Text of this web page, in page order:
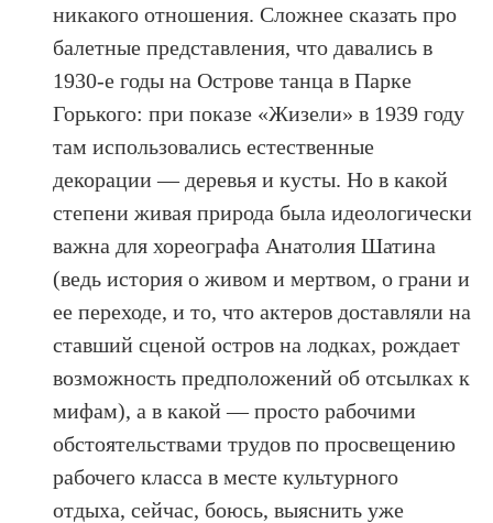
никакого отношения. Сложнее сказать про
балетные представления, что давались в
1930-е годы на Острове танца в Парке
Горького: при показе «Жизели» в 1939 году
там использовались естественные
декорации — деревья и кусты. Но в какой
степени живая природа была идеологически
важна для хореографа Анатолия Шатина
(ведь история о живом и мертвом, о грани и
ее переходе, и то, что актеров доставляли на
ставший сценой остров на лодках, рождает
возможность предположений об отсылках к
мифам), а в какой — просто рабочими
обстоятельствами трудов по просвещению
рабочего класса в месте культурного
отдыха, сейчас, боюсь, выяснить уже